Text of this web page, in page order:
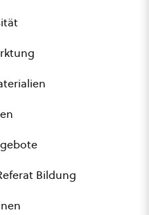
Bildung